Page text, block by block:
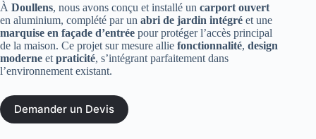
À Doullens, nous avons conçu et installé un carport ouvert
en aluminium, complété par un abri de jardin intégré et une
marquise en façade d’entrée pour protéger l’accès principal
de la maison. Ce projet sur mesure allie fonctionnalité, design
moderne et praticité, s’intégrant parfaitement dans
l’environnement existant.
Demander un Devis